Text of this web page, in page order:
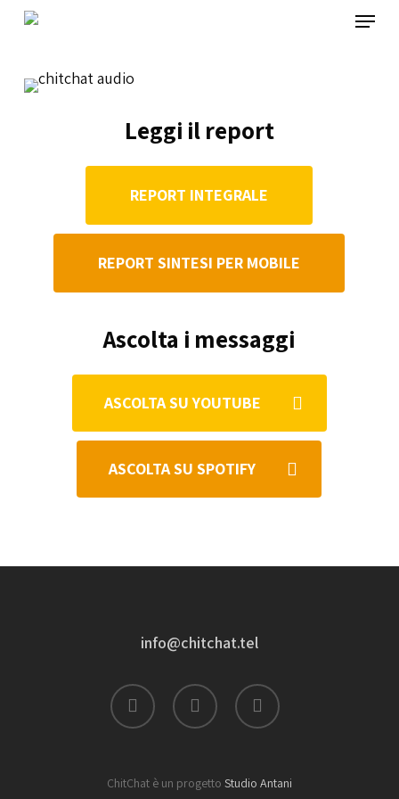
Skip
content
Menu
Leggi il report
REPORT INTEGRALE
REPORT SINTESI PER MOBILE
Ascolta i messaggi
ASCOLTA SU YOUTUBE
ASCOLTA SU SPOTIFY
info@chitchat.tel
facebook instagram tiktok
ChitChat è un progetto Studio Antani